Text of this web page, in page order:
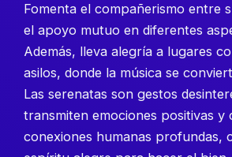
Fomenta el compañerismo entre
el apoyo mutuo en diferentes
Además, lleva alegría a lugares
asilos, donde la música se
Las serenatas son gestos
transmiten emociones positivas y
conexiones humanas profundas,